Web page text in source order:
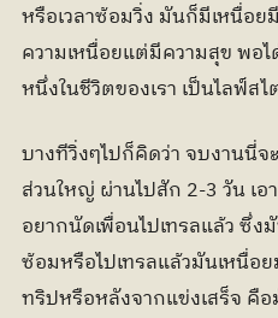
หรือเวลาซ้อมวิ่ง มันก็มีเหนื่อ
ความเหนื่อยแต่มีความสุข พอ
หนึ่งในชีวิตของเรา เป็นไลฟ์ส
บางทีวิ่งๆไปก็คิดว่า จบงานนี่จ
ส่วนใหญ่ ผ่านไปสัก 2-3 วัน เอ
อยากนัดเพื่อนไปเทรลแล้ว ซึ่ง
ซ้อมหรือไปเทรลแล้วมันเหนื่อ
ทริปหรือหลังจากแข่งเสร็จ คื